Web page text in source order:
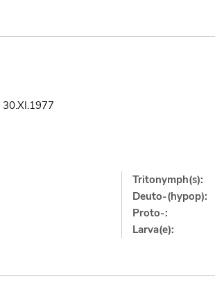
30.XI.1977
Tritonymph(s):
Deuto-(hypop):
Proto-:
Larva(e):